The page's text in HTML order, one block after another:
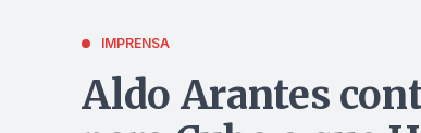
IMPRENSA
Aldo Arantes